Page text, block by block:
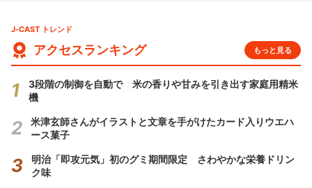
J-CAST トレンド
アクセスランキング もっと見る
3段階の制御を自動で 米の香りや甘みを引き出す家庭用精米
機
米津玄師さんがイラストと文章を手がけたカード入りウエハ
ース菓子
明治「即攻元気」初のグミ期間限定 さわやかな栄養ドリン
ク味